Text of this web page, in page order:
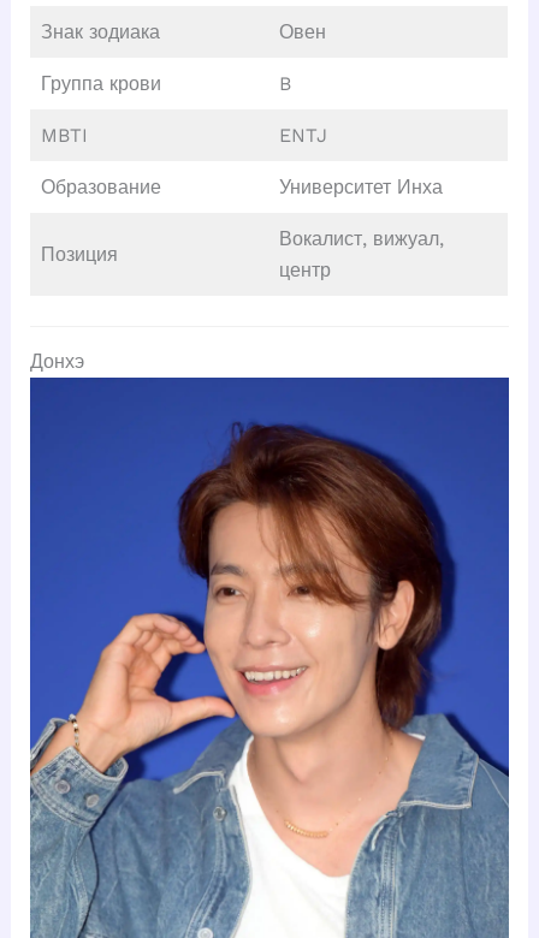
Знак зодиака Овен
Группа крови B
MBTI ENTJ
Образование Университет Инха
Позиция
Вокалист, вижуал,
центр
Донхэ